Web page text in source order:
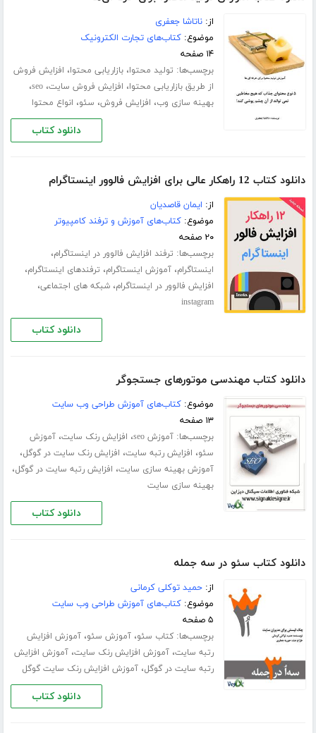
از:ناتاشا جعفری
موضوع:کتاب‌های تجارت الکترونیک
۱۴ صفحه
برچسب‌ها: تولید محتوا،بازاریابی محتوا، افزایش فروش
از طریق بازاریابی محتوا، افزایش فروش سایت،seo،
بهینه سازی وب، افزایش فروش، سئو، انواع محتوا
دانلود کتاب
دانلود کتاب 12 راهکار عالی برای افزایش فالوور اینستاگرام
از: ایمان قاصدیان
موضوع:کتاب‌های آموزش و ترفند کامپیوتر
۲۰ صفحه
برچسب‌ها: ترفند افزایش فالوور در اینستاگرام،
اینستاگرام،آموزش اینستاگرام، ترفندهای اینستاگرام،
افزایش فالوور در اینستاگرام،شبکه های اجتماعی،
instagram
دانلود کتاب
دانلود کتاب مهندسی موتورهای جستجوگر
موضوع:کتاب‌های آموزش طراحی وب سایت
۱۳ صفحه
برچسب‌ها:آموزش seo ، افزایش رنک سایت،آموزش
سئو، افزایش رتبه سایت، افزایش رنک سایت در گوگل،
آموزش بهینه سازی سایت، افزایش رتبه سایت در گوگل،
بهینه سازی سایت
دانلود کتاب
دانلود کتاب سئو در سه جمله
از:حمید توکلی کرمانی
موضوع:کتاب‌های آموزش طراحی وب سایت
۵ صفحه
برچسب‌ها:کتاب سئو،آموزش سئو،آموزش افزایش
رتبه سایت،آموزش افزایش رنک سایت،آموزش افزایش
رتبه سایت در گوگل،آموزش افزایش رنک سایت گوگل
دانلود کتاب